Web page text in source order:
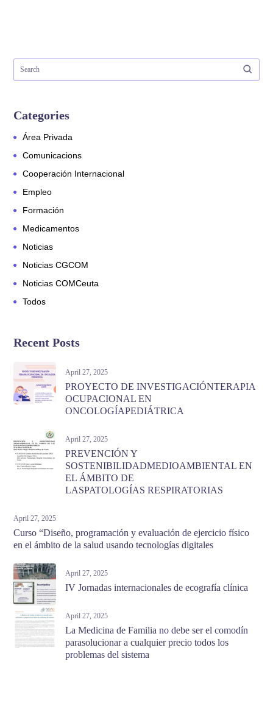
Categories
Área Privada
Comunicacions
Cooperación Internacional
Empleo
Formación
Medicamentos
Noticias
Noticias CGCOM
Noticias COMCeuta
Todos
Recent Posts
April 27, 2025
PROYECTO DE INVESTIGACIÓNTERAPIA
OCUPACIONAL EN
ONCOLOGÍAPEDIÁTRICA
April 27, 2025
PREVENCIÓN Y
SOSTENIBILIDADMEDIOAMBIENTAL EN
EL ÁMBITO DE
LASPATOLOGÍAS RESPIRATORIAS
April 27, 2025
Curso “Diseño, programación y evaluación de ejercicio físico
en el ámbito de la salud usando tecnologías digitales
April 27, 2025
IV Jornadas internacionales de ecografía clínica
April 27, 2025
La Medicina de Familia no debe ser el comodín
parasolucionar a cualquier precio todos los
problemas del sistema